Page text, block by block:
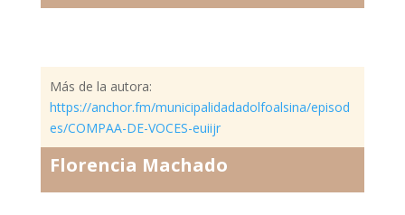
Más de la autora:
https://anchor.fm/municipalidadadolfoalsina/episod
es/COMPAA-DE-VOCES-euiijr
Florencia Machado